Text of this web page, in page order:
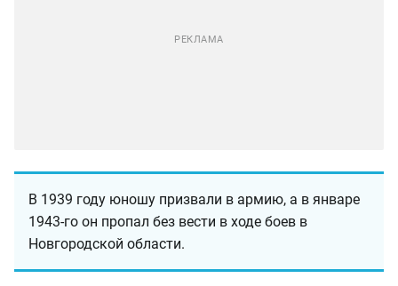
В 1939 году юношу призвали в армию, а в январе
1943-го он пропал без вести в ходе боев в
Новгородской области.